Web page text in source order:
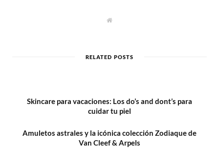
W
e
RELATED POSTS
Skincare para vacaciones: Los do’s and dont’s para
cuidar tu piel
Amuletos astrales y la icónica colección Zodiaque de
Van Cleef & Arpels